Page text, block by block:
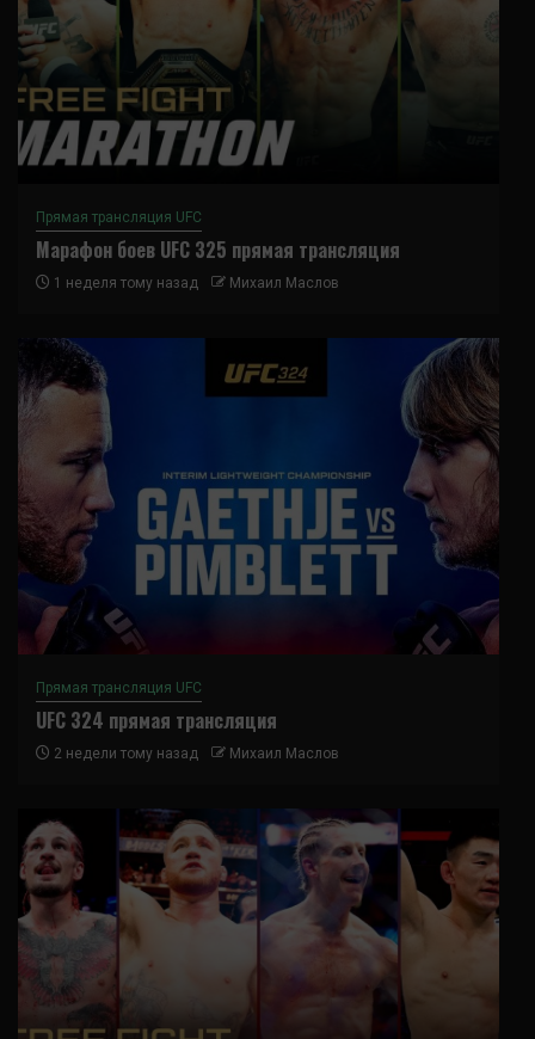
Прямая трансляция UFC
Марафон боев UFC 325 прямая трансляция
1 неделя тому назад Михаил Маслов
Прямая трансляция UFC
UFC 324 прямая трансляция
2 недели тому назад Михаил Маслов